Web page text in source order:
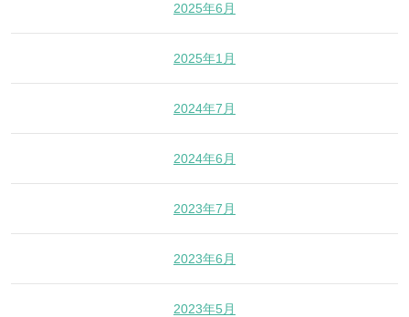
2025年6月
2025年1月
2024年7月
2024年6月
2023年7月
2023年6月
2023年5月